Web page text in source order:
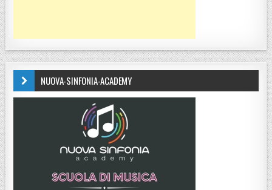
NUOVA-SINFONIA-ACADEMY